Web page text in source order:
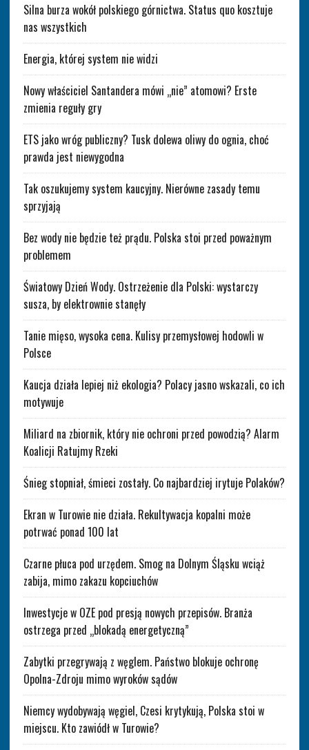
Silna burza wokół polskiego górnictwa. Status quo kosztuje
nas wszystkich
Energia, której system nie widzi
Nowy właściciel Santandera mówi „nie” atomowi? Erste
zmienia reguły gry
ETS jako wróg publiczny? Tusk dolewa oliwy do ognia, choć
prawda jest niewygodna
Tak oszukujemy system kaucyjny. Nierówne zasady temu
sprzyjają
Bez wody nie będzie też prądu. Polska stoi przed poważnym
problemem
Światowy Dzień Wody. Ostrzeżenie dla Polski: wystarczy
susza, by elektrownie stanęły
Tanie mięso, wysoka cena. Kulisy przemysłowej hodowli w
Polsce
Kaucja działa lepiej niż ekologia? Polacy jasno wskazali, co ich
motywuje
Miliard na zbiornik, który nie ochroni przed powodzią? Alarm
Koalicji Ratujmy Rzeki
Śnieg stopniał, śmieci zostały. Co najbardziej irytuje Polaków?
Ekran w Turowie nie działa. Rekultywacja kopalni może
potrwać ponad 100 lat
Czarne płuca pod urzędem. Smog na Dolnym Śląsku wciąż
zabija, mimo zakazu kopciuchów
Inwestycje w OZE pod presją nowych przepisów. Branża
ostrzega przed „blokadą energetyczną”
Zabytki przegrywają z węglem. Państwo blokuje ochronę
Opolna-Zdroju mimo wyroków sądów
Niemcy wydobywają węgiel, Czesi krytykują, Polska stoi w
miejscu. Kto zawiódł w Turowie?